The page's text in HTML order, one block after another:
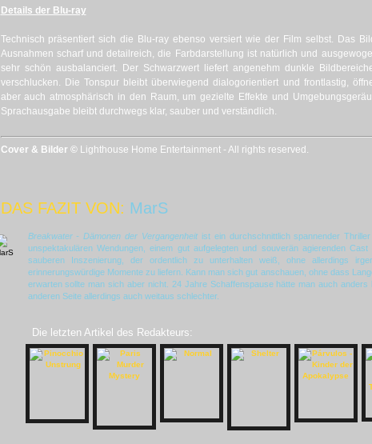
Details der Blu-ray
Technisch präsentiert sich die Blu-ray ebenso versiert wie der Film selbst. Das
Ausnahmen scharf und detailreich, die Farbdarstellung ist natürlich und
sehr schön ausbalanciert. Der Schwarzwert liefert angenehm dunkle
verschlucken. Die Tonspur bleibt überwiegend dialogorientiert und frontlastig,
aber auch atmosphärisch in den Raum, um gezielte Effekte und
Sprachausgabe bleibt durchwegs klar, sauber und verständlich.
Cover & Bilder © Lighthouse Home Entertainment - All rights reserved.
DAS FAZIT VON: MarS
Breakwater - Dämonen der Vergangenheitist ein durchschnittlich spannender
unspektakulären Wendungen, einem gut aufgelegten und souverän agierenden
sauberen Inszenierung, der ordentlich zu unterhalten weiß, ohne allerdings
erinnerungswürdige Momente zu liefern. Kann man sich gut anschauen, ohne dass
erwarten sollte man sich aber nicht. 24 Jahre Schaffenspause hätte man auch anders
anderen Seite allerdings auch weitaus schlechter.
Die letzten Artikel des Redakteurs: